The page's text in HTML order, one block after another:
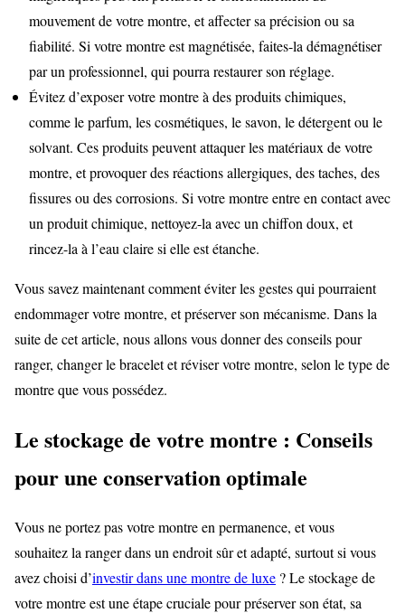
mouvement de votre montre, et affecter sa précision ou sa
fiabilité. Si votre montre est magnétisée, faites-la démagnétiser
par un professionnel, qui pourra restaurer son réglage.
Évitez d’exposer votre montre à des produits chimiques,
comme le parfum, les cosmétiques, le savon, le détergent ou le
solvant. Ces produits peuvent attaquer les matériaux de votre
montre, et provoquer des réactions allergiques, des taches, des
fissures ou des corrosions. Si votre montre entre en contact avec
un produit chimique, nettoyez-la avec un chiffon doux, et
rincez-la à l’eau claire si elle est étanche.
Vous savez maintenant comment éviter les gestes qui pourraient
endommager votre montre, et préserver son mécanisme. Dans la
suite de cet article, nous allons vous donner des conseils pour
ranger, changer le bracelet et réviser votre montre, selon le type de
montre que vous possédez.
Le stockage de votre montre : Conseils
pour une conservation optimale
Vous ne portez pas votre montre en permanence, et vous
souhaitez la ranger dans un endroit sûr et adapté, surtout si vous
avez choisi d’investir dans une montre de luxe ? Le stockage de
votre montre est une étape cruciale pour préserver son état, sa